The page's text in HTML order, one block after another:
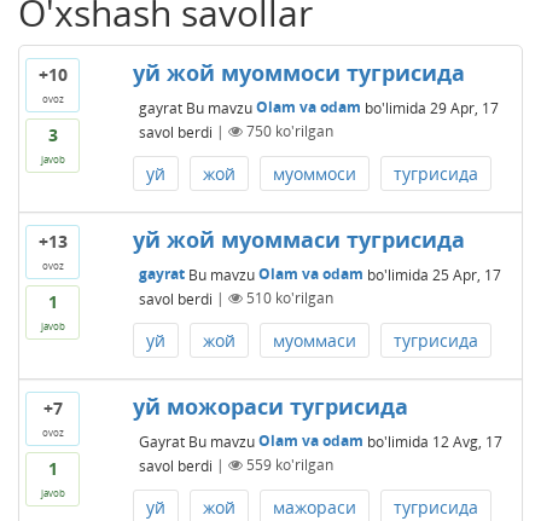
O'xshash savollar
+10
ovoz
3
javob
уй жой муоммоси тугрисида
gayrat Bu mavzuOlam va odam bo'limida 29 Apr, 17
savol berdi | 750ko'rilgan
уй жой муоммоси тугрисида
+13
ovoz
1
javob
уй жой муоммаси тугрисида
gayrat Bu mavzuOlam va odam bo'limida 25 Apr, 17
savol berdi | 510ko'rilgan
уй жой муоммаси тугрисида
+7
ovoz
1
javob
уй можораси тугрисида
Gayrat Bu mavzuOlam va odam bo'limida 12 Avg, 17
savol berdi | 559ko'rilgan
уй жой мажораси
тугрисида